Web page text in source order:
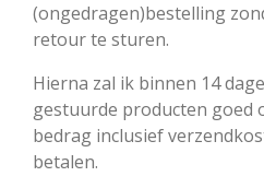
(ongedragen)bestelling
retour te sturen.
Hierna zal ik binnen 14
gestuurde producten goed
bedrag inclusief
betalen.